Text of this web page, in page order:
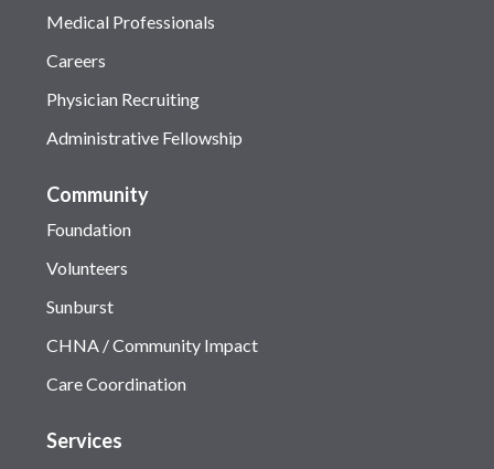
Medical Professionals
Careers
Physician Recruiting
Administrative Fellowship
Community
Foundation
Volunteers
Sunburst
CHNA / Community Impact
Care Coordination
Services